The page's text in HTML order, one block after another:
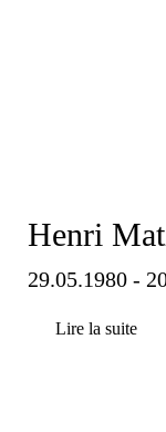
Henri
29.05.1980 -
Lire la suite